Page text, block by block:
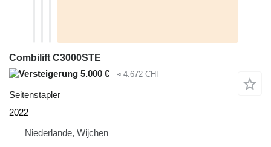
Combilift C3000STE
5.000 €
≈ 4.672 CHF
Seitenstapler
2022
Niederlande, Wijchen